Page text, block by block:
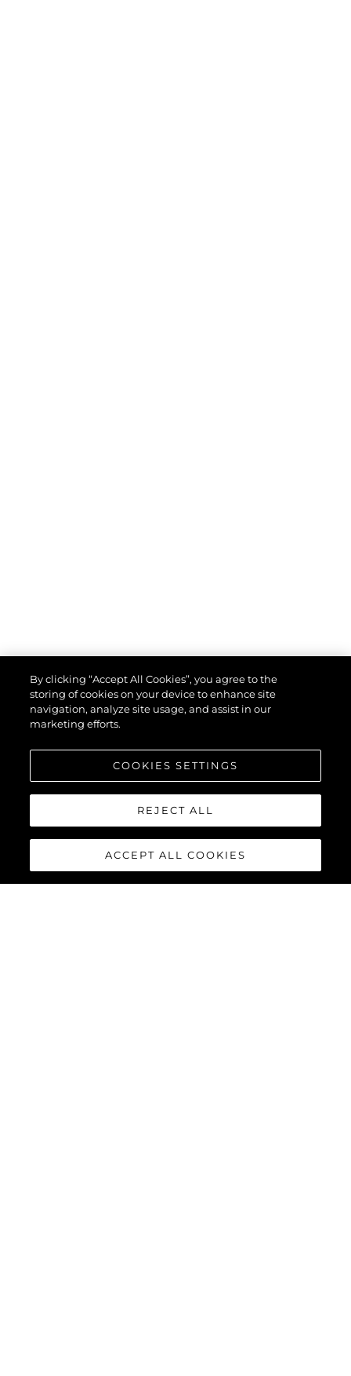
By clicking “Accept All Cookies”, you agree to the
storing of cookies on your device to enhance site
navigation, analyze site usage, and assist in our
marketing efforts.
COOKIES SETTINGS
REJECT ALL
ACCEPT ALL COOKIES